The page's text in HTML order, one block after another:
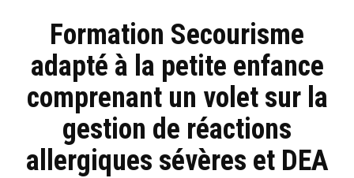
Formation Secourisme
adapté à la petite enfance
comprenant un volet sur la
gestion de réactions
allergiques sévères et DEA